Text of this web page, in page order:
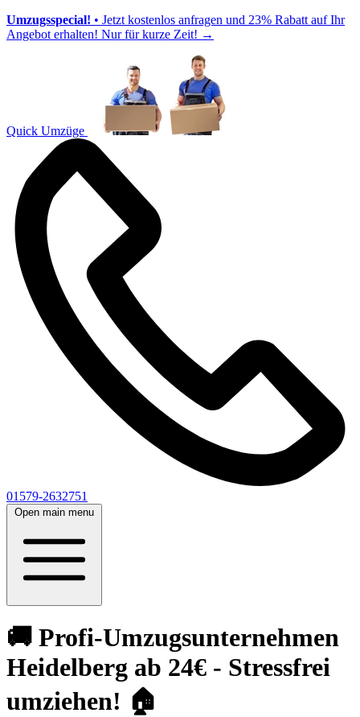
Umzugsspecial! • Jetzt kostenlos anfragen und 23% Rabatt auf Ihr
Angebot erhalten! Nur für kurze Zeit! →
Quick Umzüge
01579-2632751
Open main menu
🚚 Profi-Umzugsunternehmen
Heidelberg ab 24€ - Stressfrei
umziehen! 🏠